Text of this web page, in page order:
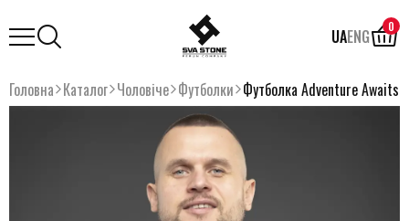
UAENG 0
Головна Каталог Чоловіче Футболки Футболка Adventure Awaits